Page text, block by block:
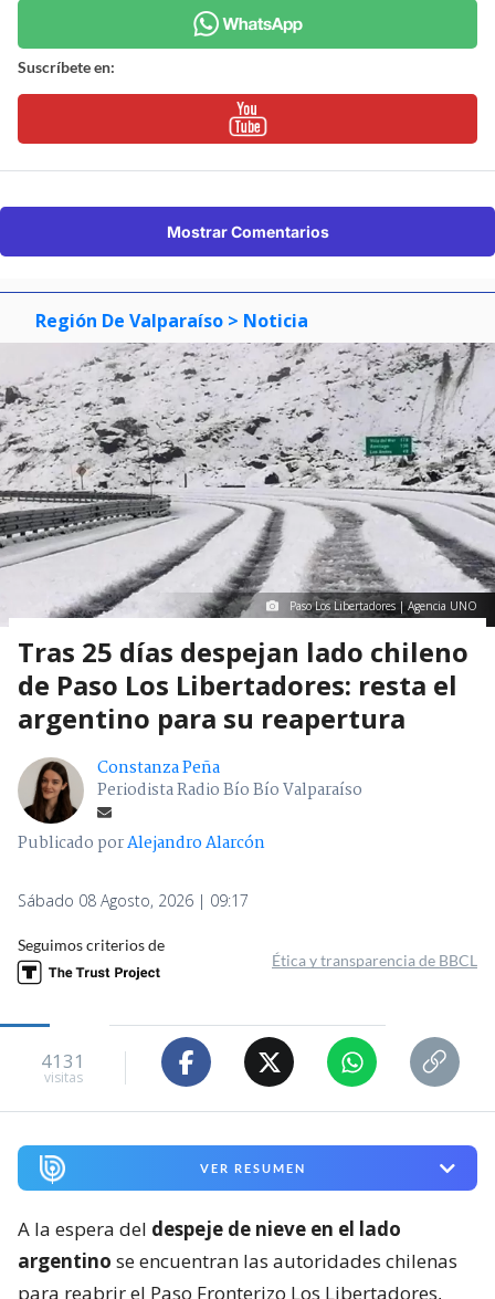
Suscríbete en:
Mostrar Comentarios
Región De Valparaíso > Noticia
Paso Los Libertadores | Agencia UNO
Tras 25 días despejan lado chileno
de Paso Los Libertadores: resta el
argentino para su reapertura
Constanza Peña
Periodista Radio Bío Bío Valparaíso
Publicado porAlejandro Alarcón
Sábado 08 Agosto, 2026 | 09:17
Seguimos criterios de
Ética y transparencia de BBCL
4131
visitas
VER RESUMEN
A la espera del despeje de nieve en el lado
argentino se encuentran las autoridades chilenas
para reabrir el Paso Fronterizo Los Libertadores,